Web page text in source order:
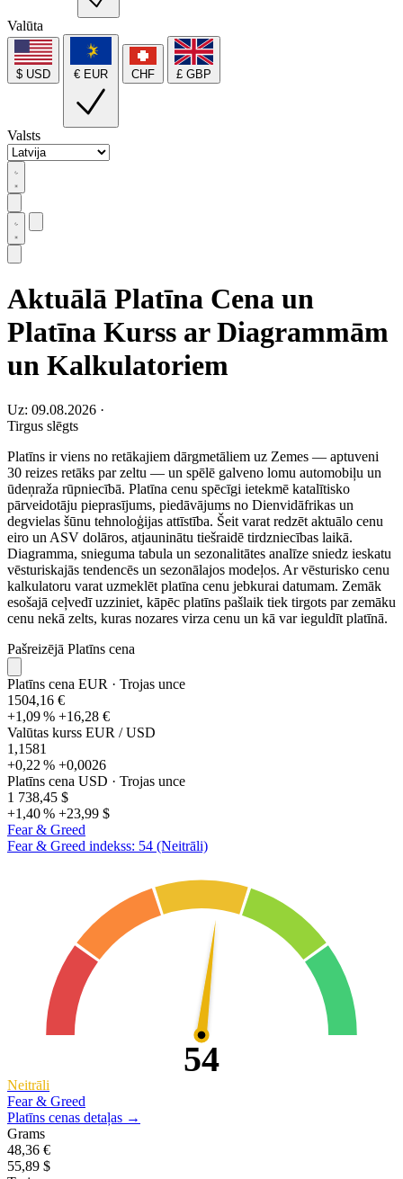
Valūta
$ USD € EUR CHF £ GBP
Valsts
Aktuālā Platīna Cena un
Platīna Kurss ar Diagrammām
un Kalkulatoriem
Uz: 09.08.2026 ·
Tirgus slēgts
Platīns ir viens no retākajiem dārgmetāliem uz Zemes — aptuveni
30 reizes retāks par zeltu — un spēlē galveno lomu automobiļu un
ūdeņraža rūpniecībā. Platīna cenu spēcīgi ietekmē katalītisko
pārveidotāju pieprasījums, piedāvājums no Dienvidāfrikas un
degvielas šūnu tehnoloģijas attīstība. Šeit varat redzēt aktuālo cenu
eiro un ASV dolāros, atjauninātu tiešraidē tirdzniecības laikā.
Diagramma, snieguma tabula un sezonalitātes analīze sniedz ieskatu
vēsturiskajās tendencēs un sezonālajos modeļos. Ar vēsturisko cenu
kalkulatoru varat uzmeklēt platīna cenu jebkurai datumam. Zemāk
esošajā ceļvedī uzziniet, kāpēc platīns pašlaik tiek tirgots par zemāku
cenu nekā zelts, kuras nozares virza cenu un kā var ieguldīt platīnā.
Pašreizējā Platīns cena
Platīns cena EUR · Trojas unce
1504,16 €
+1,09 % +16,28 €
Valūtas kurss EUR / USD
1,1581
+0,22 % +0,0026
Platīns cena USD · Trojas unce
1 738,45 $
+1,40 % +23,99 $
Fear & Greed
Fear & Greed indekss: 54 (Neitrāli)
54
Neitrāli
Fear & Greed
Platīns cenas detaļas →
Grams
48,36 €
55,89 $